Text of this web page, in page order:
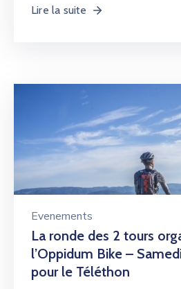
Lire la suite
Evenements
La ronde des 2 tours
l’Oppidum Bike –
pour le Téléthon